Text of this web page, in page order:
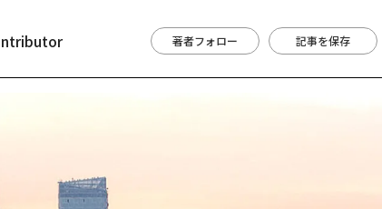
著者フォロー 記事を保存